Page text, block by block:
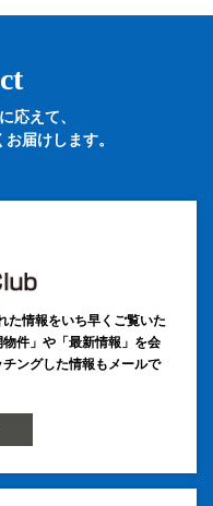
応えて、
届けします。
た情報をいち早くご覧いた
件」や「最新情報」を会
ングした情報もメールで